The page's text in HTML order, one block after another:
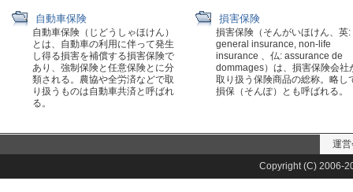
自動車保険
自動車保険（じどうしゃほけん）
とは、自動車の利用に伴って発生
し得る損害を補償する損害保険で
あり、強制保険と任意保険とに分
類される。農協や全労済などで取
り扱うものは自動車共済と呼ばれ
る。
損害保険
損害保険（そんがいほけん、英:
general insurance, non-life
insurance 、仏: assurance de
dommages）は、損害保険会社
取り扱う保険商品の総称。略し
損保（そんぽ）とも呼ばれる。
運
Copyright (C) 2006-